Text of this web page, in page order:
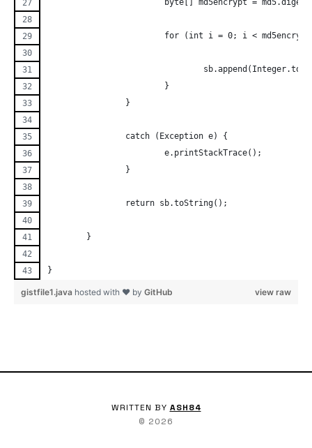
byte[] md5encrypt =
for (int i = 0; i <
			}
		}
		catch (Exception e) {
			e.printStackTrace();
		}
		return sb.toString();
	}
}
view raw
gistfile1.java hosted with ❤ by GitHub
WRITTEN BY ASH84
© 2026